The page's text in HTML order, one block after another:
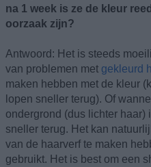
na 1 week is ze de kleur
oorzaak zijn?
Antwoord: Het is steeds
van problemen met gekleurd
maken hebben met de kleur
lopen sneller terug). Of
ondergrond (dus lichter haar)
sneller terug. Het kan
van de haarverf te maken
gebruikt. Het is best om een